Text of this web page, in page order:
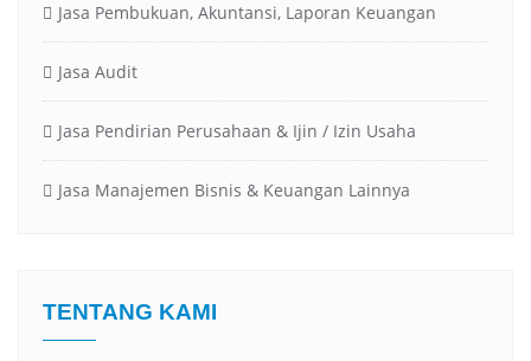
Jasa Pembukuan, Akuntansi, Laporan Keuangan
Jasa Audit
Jasa Pendirian Perusahaan & Ijin / Izin Usaha
Jasa Manajemen Bisnis & Keuangan Lainnya
TENTANG KAMI